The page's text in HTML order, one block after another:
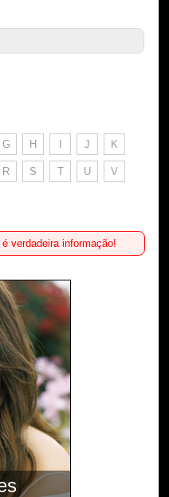
G H I J K
R S T U V
verdadeira informação!